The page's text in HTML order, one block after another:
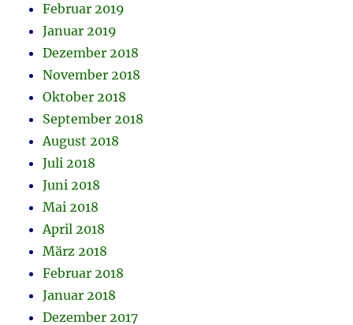
Februar 2019
Januar 2019
Dezember 2018
November 2018
Oktober 2018
September 2018
August 2018
Juli 2018
Juni 2018
Mai 2018
April 2018
März 2018
Februar 2018
Januar 2018
Dezember 2017